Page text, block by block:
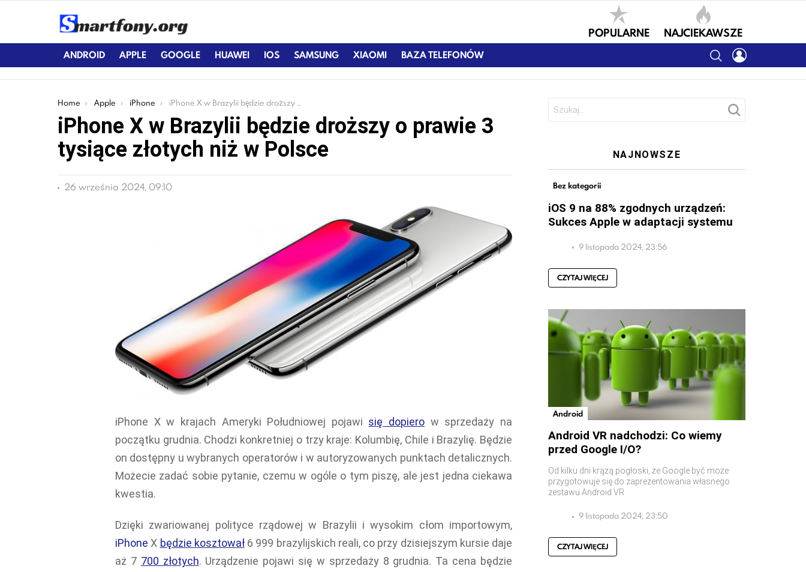
POPULARNE NAJCIEKAWSZE
ANDROID APPLE GOOGLE HUAWEI IOS SAMSUNG XIAOMI BAZA TELEFONÓW SEARCH
You are here:
Home Apple iPhone iPhone X w Brazylii będzie droższy o prawie 3 tysiące złotych niż w Polsce
iPhone X w Brazylii będzie droższy o prawie 3
tysiące złotych niż w Polsce
26 września 2024, 09:10
iPhone X w krajach Ameryki Południowej pojawi się dopiero w sprzedaży na
początku grudnia. Chodzi konkretniej o trzy kraje: Kolumbię, Chile i Brazylię. Będzie
on dostępny u wybranych operatorów i w autoryzowanych punktach detalicznych.
Możecie zadać sobie pytanie, czemu w ogóle o tym piszę, ale jest jedna ciekawa
kwestia.
Dzięki zwariowanej polityce rządowej w Brazylii i wysokim cłom importowym,
iPhone X będzie kosztował6 999 brazylijskich reali, co przy dzisiejszym kursie daje
aż 7 700 złotych. Urządzenie pojawi się w sprzedaży 8 grudnia. Ta cena będzie
NAJNOWSZE
Bez kategorii
iOS 9 na 88% zgodnych urządzeń:
Sukces Apple w adaptacji systemu
9 listopada 2024, 23:56
CZYTAJ WIĘCEJ
Android
Android VR nadchodzi: Co wiemy
przed Google I/O?
Od kilku dni krążą pogłoski, że Google być może
przygotowuje się do zaprezentowania własnego
zestawu Android VR
9 listopada 2024, 23:50
CZYTAJ WIĘCEJ